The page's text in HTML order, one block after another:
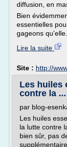
diffusion, en
Bien
essentielles
gageons qu'elle...
Lire la suite
Site : http://
Les huiles
contre la ...
par blog-
Les huiles
la lutte contre
bien sûr, pas